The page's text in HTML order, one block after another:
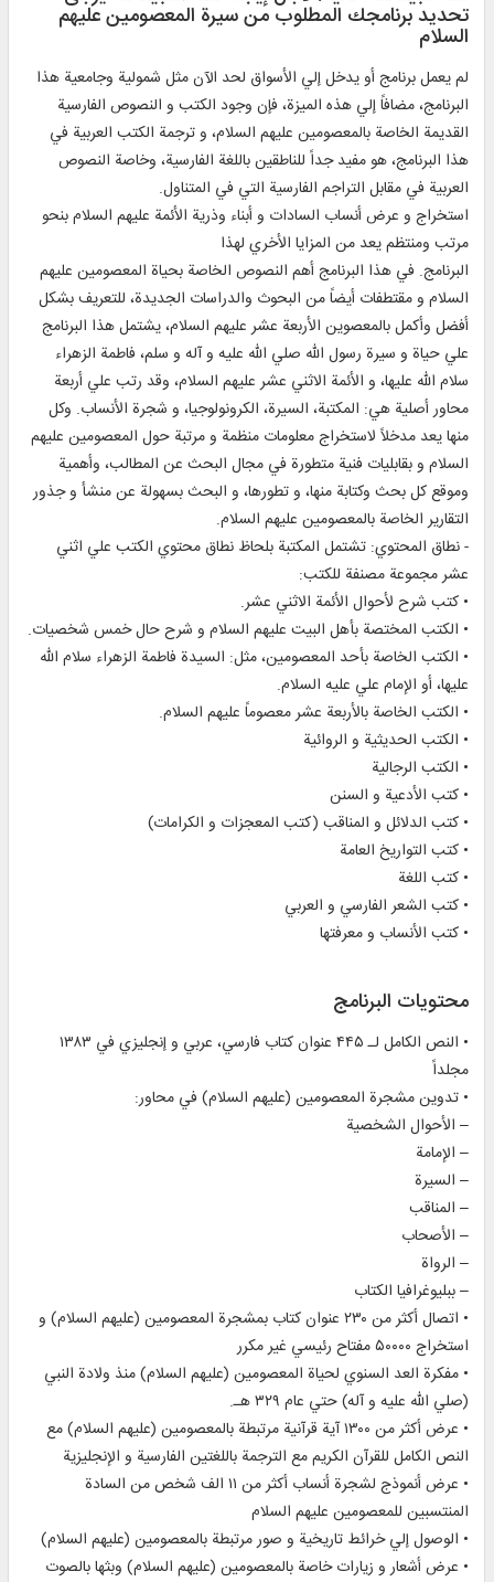
تحديد برنامجك المطلوب من سيرة المعصومين عليهم
السلام
لم يعمل برنامج أو يدخل إلي الأسواق لحد الآن مثل شمولية وجامعية هذا
البرنامج، مضافاً إلي هذه الميزة، فإن وجود الكتب و النصوص الفارسية
القديمة الخاصة بالمعصومين عليهم السلام، و ترجمة الكتب العربية في
هذا البرنامج، هو مفيد جداً للناطقين باللغة الفارسية، وخاصة النصوص
العربية في مقابل التراجم الفارسية التي في المتناول.
استخراج و عرض أنساب السادات و أبناء وذرية الأئمة عليهم السلام بنحو
مرتب ومنتظم يعد من المزايا الأخري لهذا
البرنامج. في هذا البرنامج أهم النصوص الخاصة بحياة المعصومين عليهم
السلام و مقتطفات أيضاً من البحوث والدراسات الجديدة، للتعريف بشكل
أفضل وأكمل بالمعصوين الأربعة عشر عليهم السلام، يشتمل هذا البرنامج
علي حياة و سيرة رسول الله صلي الله عليه و آله و سلم، فاطمة الزهراء
سلام الله عليها، و الأئمة الاثني عشر عليهم السلام، وقد رتب علي أربعة
محاور أصلية هي: المكتبة، السيرة، الكرونولوجيا، و شجرة الأنساب. وكل
منها يعد مدخلاً لاستخراج معلومات منظمة و مرتبة حول المعصومين عليهم
السلام و بقابليات فنية متطورة في مجال البحث عن المطالب، وأهمية
وموقع كل بحث وكتابة منها، و تطورها، و البحث بسهولة عن منشأ و جذور
التقارير الخاصة بالمعصومين عليهم السلام.
- نطاق المحتوي: تشتمل المكتبة بلحاظ نطاق محتوي الكتب علي اثني
عشر مجموعة مصنفة للكتب:
• كتب شرح لأحوال الأئمة الاثني عشر.
• الكتب المختصة بأهل البيت عليهم السلام و شرح حال خمس شخصيات.
• الكتب الخاصة بأحد المعصومين، مثل: السيدة فاطمة الزهراء سلام الله
عليها، أو الإمام علي عليه السلام.
• الكتب الخاصة بالأربعة عشر معصوماً عليهم السلام.
• الكتب الحديثية و الروائية
• الكتب الرجالية
• كتب الأدعية و السنن
• كتب الدلائل و المناقب (كتب المعجزات و الكرامات)
• كتب التواريخ العامة
• كتب اللغة
• كتب الشعر الفارسي و العربي
• كتب الأنساب و معرفتها
محتويات البرنامج
• النص الكامل لـ ۴۴۵ عنوان كتاب فارسي، عربي و إنجليزي في ۱۳۸۳
مجلداً
• تدوين مشجرة المعصومين (عليهم السلام) في محاور:
– الأحوال الشخصية
– الإمامة
– السيرة
– المناقب
– الأصحاب
– الرواة
– ببليوغرافيا الكتاب
• اتصال أكثر من ۲۳۰ عنوان كتاب بمشجرة المعصومين (عليهم السلام) و
استخراج ۵۰۰۰۰ مفتاح رئيسي غير مكرر
• مفكرة العد السنوي لحياة المعصومين (عليهم السلام) منذ ولادة النبي
(صلي الله عليه و آله) حتي عام ۳۲۹ هـ.
• عرض أكثر من ۱۳۰۰ آية قرآنية مرتبطة بالمعصومين (عليهم السلام) مع
النص الكامل للقرآن الكريم مع الترجمة باللغتين الفارسية و الإنجليزية
• عرض أنموذج لشجرة أنساب أكثر من ۱۱ الف شخص من السادة
المنتسبين للمعصومين عليهم السلام
• الوصول إلي خرائط تاريخية و صور مرتبطة بالمعصومين (عليهم السلام)
• عرض أشعار و زيارات خاصة بالمعصومين (عليهم السلام) وبثها بالصوت